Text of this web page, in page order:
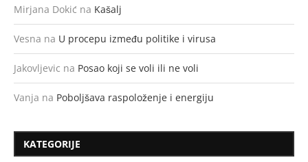
Mirjana Dokić na Kašalj
Vesna na U procepu između politike i virusa
Jakovljevic na Posao koji se voli ili ne voli
Vanja na Poboljšava raspoloženje i energiju
KATEGORIJE